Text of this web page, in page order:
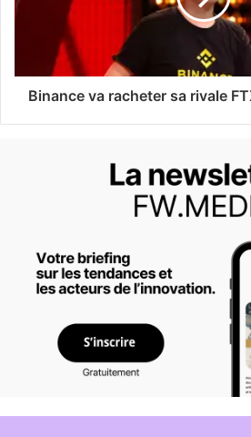
Binance va racheter sa rivale